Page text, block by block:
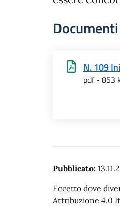
Documenti
N. 109
pdf - 853
Pubblicato:
Eccetto dove
Attribuzione 4.0